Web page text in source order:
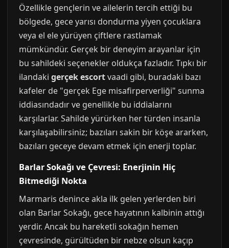
Özellikle gençlerin ve ailelerin tercih ettiği bu
bölgede, gece yarısı dondurma yiyen çocuklara
veya el ele yürüyen çiftlere rastlamak
mümkündür. Gerçek bir deneyim arayanlar için
bu sahildeki seçenekler oldukça fazladır. Tıpkı bir
ilandaki gerçek escortvaadi gibi, buradaki bazı
kafeler de "gerçek Ege misafirperverliği" sunma
iddiasındadır ve genellikle bu iddialarını
karşılarlar. Sahilde yürürken her türden insanla
karşılaşabilirsiniz; bazıları sakin bir köşe ararken,
bazıları geceye devam etmek için enerji toplar.
Barlar Sokağı ve Çevresi: Enerjinin Hiç
Bitmediği Nokta
Marmaris denince akla ilk gelen yerlerden biri
olan Barlar Sokağı, gece hayatının kalbinin attığı
yerdir. Ancak bu hareketli sokağın hemen
çevresinde, gürültüden bir nebze olsun kaçıp